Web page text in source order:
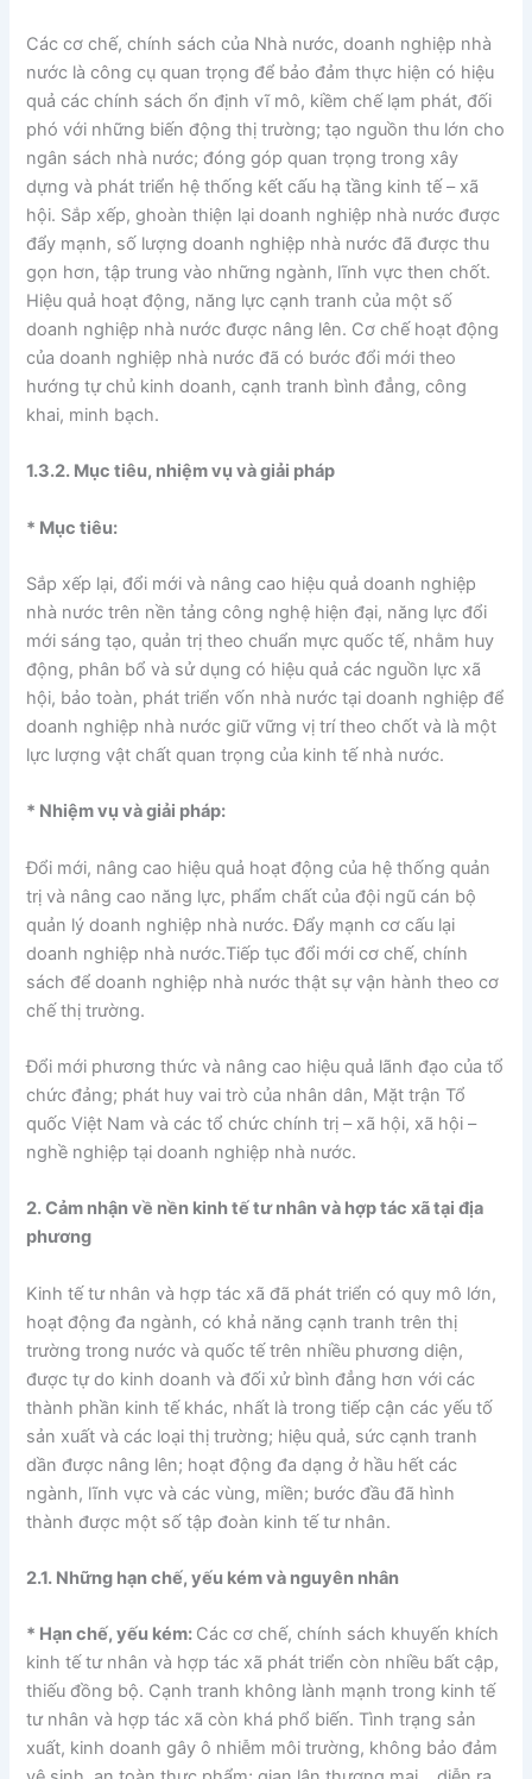
Các cơ chế, chính sách của Nhà nước, doanh nghiệp nhà
nước là công cụ quan trọng để bảo đảm thực hiện có hiệu
quả các chính sách ổn định vĩ mô, kiềm chế lạm phát, đối
phó với những biến động thị trường; tạo nguồn thu lớn cho
ngân sách nhà nước; đóng góp quan trọng trong xây
dựng và phát triển hệ thống kết cấu hạ tầng kinh tế – xã
hội. Sắp xếp, ghoàn thiện lại doanh nghiệp nhà nước được
đẩy mạnh, số lượng doanh nghiệp nhà nước đã được thu
gọn hơn, tập trung vào những ngành, lĩnh vực then chốt.
Hiệu quả hoạt động, năng lực cạnh tranh của một số
doanh nghiệp nhà nước được nâng lên. Cơ chế hoạt động
của doanh nghiệp nhà nước đã có bước đổi mới theo
hướng tự chủ kinh doanh, cạnh tranh bình đẳng, công
khai, minh bạch.
1.3.2. Mục tiêu, nhiệm vụ và giải pháp
* Mục tiêu:
Sắp xếp lại, đổi mới và nâng cao hiệu quả doanh nghiệp
nhà nước trên nền tảng công nghệ hiện đại, năng lực đổi
mới sáng tạo, quản trị theo chuẩn mực quốc tế, nhằm huy
động, phân bổ và sử dụng có hiệu quả các nguồn lực xã
hội, bảo toàn, phát triển vốn nhà nước tại doanh nghiệp để
doanh nghiệp nhà nước giữ vững vị trí theo chốt và là một
lực lượng vật chất quan trọng của kinh tế nhà nước.
* Nhiệm vụ và giải pháp:
Đổi mới, nâng cao hiệu quả hoạt động của hệ thống quản
trị và nâng cao năng lực, phẩm chất của đội ngũ cán bộ
quản lý doanh nghiệp nhà nước. Đẩy mạnh cơ cấu lại
doanh nghiệp nhà nước.Tiếp tục đổi mới cơ chế, chính
sách để doanh nghiệp nhà nước thật sự vận hành theo cơ
chế thị trường.
Đổi mới phương thức và nâng cao hiệu quả lãnh đạo của tổ
chức đảng; phát huy vai trò của nhân dân, Mặt trận Tổ
quốc Việt Nam và các tổ chức chính trị – xã hội, xã hội –
nghề nghiệp tại doanh nghiệp nhà nước.
2. Cảm nhận về nền kinh tế tư nhân và hợp tác xã tại địa
phương
Kinh tế tư nhân và hợp tác xã đã phát triển có quy mô lớn,
hoạt động đa ngành, có khả năng cạnh tranh trên thị
trường trong nước và quốc tế trên nhiều phương diện,
được tự do kinh doanh và đối xử bình đẳng hơn với các
thành phần kinh tế khác, nhất là trong tiếp cận các yếu tố
sản xuất và các loại thị trường; hiệu quả, sức cạnh tranh
dần được nâng lên; hoạt động đa dạng ở hầu hết các
ngành, lĩnh vực và các vùng, miền; bước đầu đã hình
thành được một số tập đoàn kinh tế tư nhân.
2.1. Những hạn chế, yếu kém và nguyên nhân
* Hạn chế, yếu kém: Các cơ chế, chính sách khuyến khích
kinh tế tư nhân và hợp tác xã phát triển còn nhiều bất cập,
thiếu đồng bộ. Cạnh tranh không lành mạnh trong kinh tế
tư nhân và hợp tác xã còn khá phổ biến. Tình trạng sản
xuất, kinh doanh gây ô nhiễm môi trường, không bảo đảm